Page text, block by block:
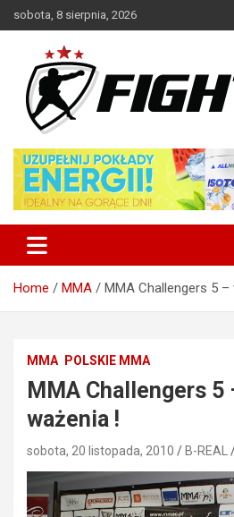
to
sobota, 8 sierpnia, 2026
FIGHT24.PL –
Home MMA MMA Challengers 5 –
MMA POLSKIE MMA
MMA Challengers 5
ważenia !
sobota, 20 listopada, 2010 B-REAL